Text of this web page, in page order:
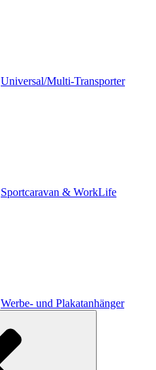
Universal/Multi-Transporter
Sportcaravan & WorkLife
Werbe- und Plakatanhänger